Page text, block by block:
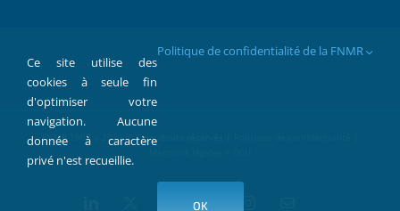
FNMR 1907 > 2022 © Tous droits réservés |
Facebook
Ce site utilise des
cookies à seule fin
d'optimiser votre
navigation. Aucune
donnée à caractère
privé n'est recueillie.
Politique de confidentialité de la FNMR
OK